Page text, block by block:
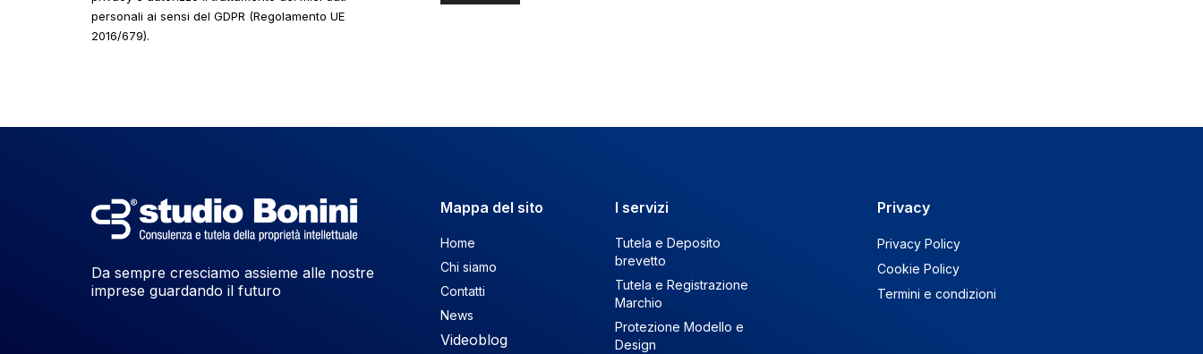
personali ai sensi del GDPR (Regolamento UE
2016/679).
Da sempre cresciamo assieme alle nostre
imprese guardando il futuro
Mappa del sito
Home
Chi siamo
Contatti
News
Videoblog
I servizi
Tutela e Deposito
brevetto
Tutela e Registrazione
Marchio
Protezione Modello e
Design
Privacy
Privacy Policy
Cookie Policy
Termini e condizioni